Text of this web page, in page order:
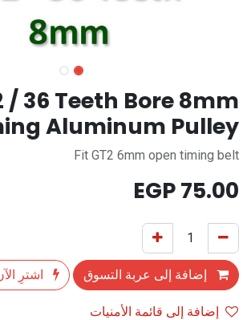
/ 36 Teeth Bore 8mm
Aluminum Pulley
Fit GT2 6mm open timing belt
75.00
إضافة إلى عربة التسوق
اشترِ
إضافة إلى قائمة الأمنيات